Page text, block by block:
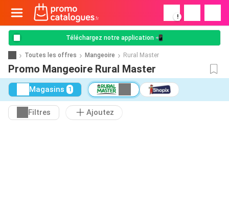
!
Téléchargez notre application 📲
Toutes les offres Mangeoire Rural Master
Promo Mangeoire Rural Master
Magasins 1
Filtres Ajoutez